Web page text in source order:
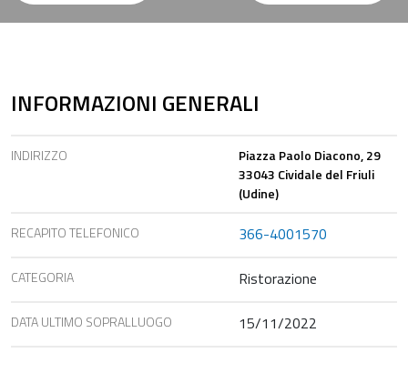
INFORMAZIONI GENERALI
INDIRIZZO
Piazza Paolo Diacono, 29
33043 Cividale del Friuli
(Udine)
RECAPITO TELEFONICO 366-4001570
CATEGORIA Ristorazione
DATA ULTIMO SOPRALLUOGO 15/11/2022